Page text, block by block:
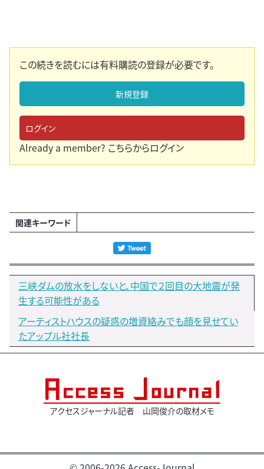
この続きを読むには有料購読の登録が必要です。
新規登録
ログイン
Already a member? こちらからログイン
関連キーワード
三峡ダムの放水をしないと、中国で２回目の大地震が発
生する可能性がある
アーティストハウスの疑惑の増資絡みでも顔を見せてい
たアップル社社長
アクセスジャーナル記者 山岡俊介の取材メモ